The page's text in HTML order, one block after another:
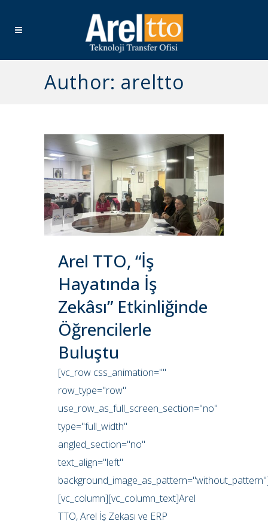
Author: areltto
Arel TTO, “İş
Hayatında İş
Zekâsı” Etkinliğinde
Öğrencilerle
Buluştu
[vc_row css_animation=""
row_type="row"
use_row_as_full_screen_section="no"
type="full_width"
angled_section="no"
text_align="left"
[vc_column][vc_column_text]Arel
TTO, Arel İş Zekası ve ERP